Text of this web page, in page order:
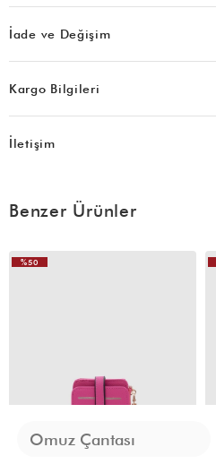
İade ve Değişim
Kargo Bilgileri
İletişim
Benzer Ürünler
%50